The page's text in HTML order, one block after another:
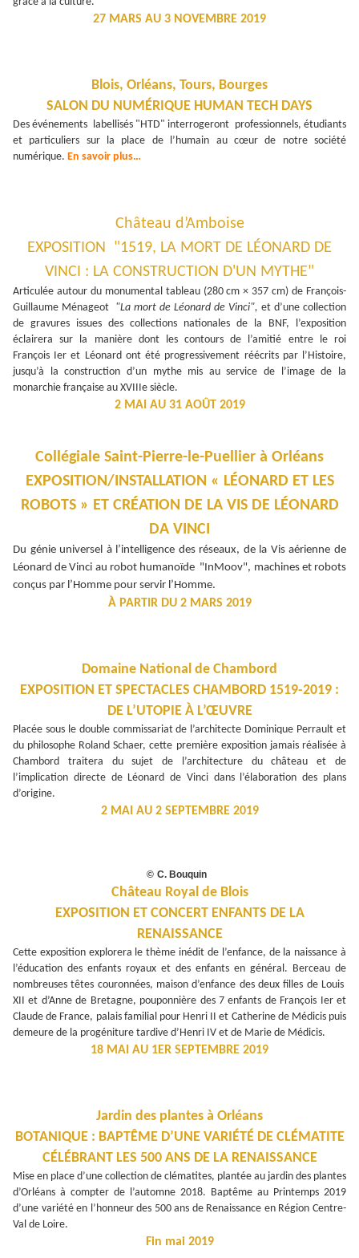
27 MARS AU 3 NOVEMBRE 2019
Blois, Orléans, Tours, Bourges
SALON DU NUMÉRIQUE HUMAN TECH DAYS
Des événements labellisés "HTD" interrogeront professionnels, étudiants
et particuliers sur la place de l’humain au cœur de notre société
numérique. En savoir plus…
Château d’Amboise
EXPOSITION "1519, LA MORT DE LÉONARD DE
VINCI : LA CONSTRUCTION D'UN MYTHE"
Articulée autour du monumental tableau (280 cm × 357 cm) de François-
Guillaume Ménageot "La mort de Léonard de Vinci", et d’une collection
de gravures issues des collections nationales de la BNF, l’exposition
éclairera sur la manière dont les contours de l’amitié entre le roi
François Ier et Léonard ont été progressivement réécrits par l’Histoire,
jusqu’à la construction d’un mythe mis au service de l’image de la
monarchie française au XVIIIe siècle.
2 MAI AU 31 AOÛT 2019
Collégiale Saint-Pierre-le-Puellier à Orléans
EXPOSITION/INSTALLATION « LÉONARD ET LES
ROBOTS » ET CRÉATION DE LA VIS DE LÉONARD
DA VINCI
Du génie universel à l’intelligence des réseaux, de la Vis aérienne de
Léonard de Vinci au robot humanoïde "InMoov", machines et robots
conçus par l’Homme pour servir l’Homme.
À PARTIR DU 2 MARS 2019
Domaine National de Chambord
EXPOSITION ET SPECTACLES CHAMBORD 1519-2019 :
DE L’UTOPIE À L’ŒUVRE
Placée sous le double commissariat de l’architecte Dominique Perrault et
du philosophe Roland Schaer, cette première exposition jamais réalisée à
Chambord traitera du sujet de l’architecture du château et de
l’implication directe de Léonard de Vinci dans l’élaboration des plans
d’origine.
2 MAI AU 2 SEPTEMBRE 2019
© C. Bouquin
Château Royal de Blois
EXPOSITION ET CONCERT ENFANTS DE LA
RENAISSANCE
Cette exposition explorera le thème inédit de l’enfance, de la naissance à
l’éducation des enfants royaux et des enfants en général. Berceau de
nombreuses têtes couronnées, maison d’enfance des deux filles de Louis
XII et d’Anne de Bretagne, pouponnière des 7 enfants de François Ier et
Claude de France, palais familial pour Henri II et Catherine de Médicis puis
demeure de la progéniture tardive d’Henri IV et de Marie de Médicis.
18 MAI AU 1ER SEPTEMBRE 2019
Jardin des plantes à Orléans
BOTANIQUE : BAPTÊME D’UNE VARIÉTÉ DE CLÉMATITE
CÉLÉBRANT LES 500 ANS DE LA RENAISSANCE
Mise en place d’une collection de clématites, plantée au jardin des plantes
d’Orléans à compter de l’automne 2018. Baptême au Printemps 2019
d’une variété en l’honneur des 500 ans de Renaissance en Région Centre-
Val de Loire.
Fin mai 2019